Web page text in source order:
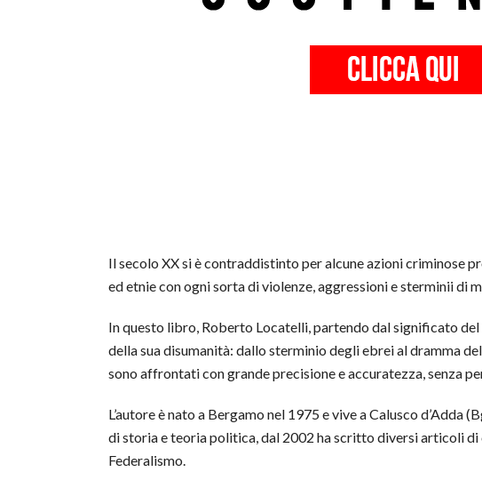
Il secolo XX si è contraddistinto per alcune azioni criminose
ed etnie con ogni sorta di violenze, aggressioni e sterminii di
In questo libro, Roberto Locatelli, partendo dal significato del
della sua disumanità: dallo sterminio degli ebrei al dramma
sono affrontati con grande precisione e accuratezza, senza
L’autore è nato a Bergamo nel 1975 e vive a Calusco
di storia e teoria politica, dal 2002 ha scritto diversi articoli
Federalismo.